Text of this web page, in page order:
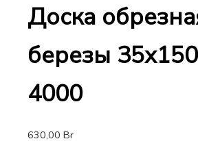
Доска
березы
4000
630,00 Br